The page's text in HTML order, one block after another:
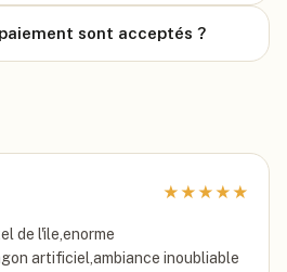
sont acceptés ?
★★★★★
de l'ile,enorme
artificiel,ambiance inoubliable